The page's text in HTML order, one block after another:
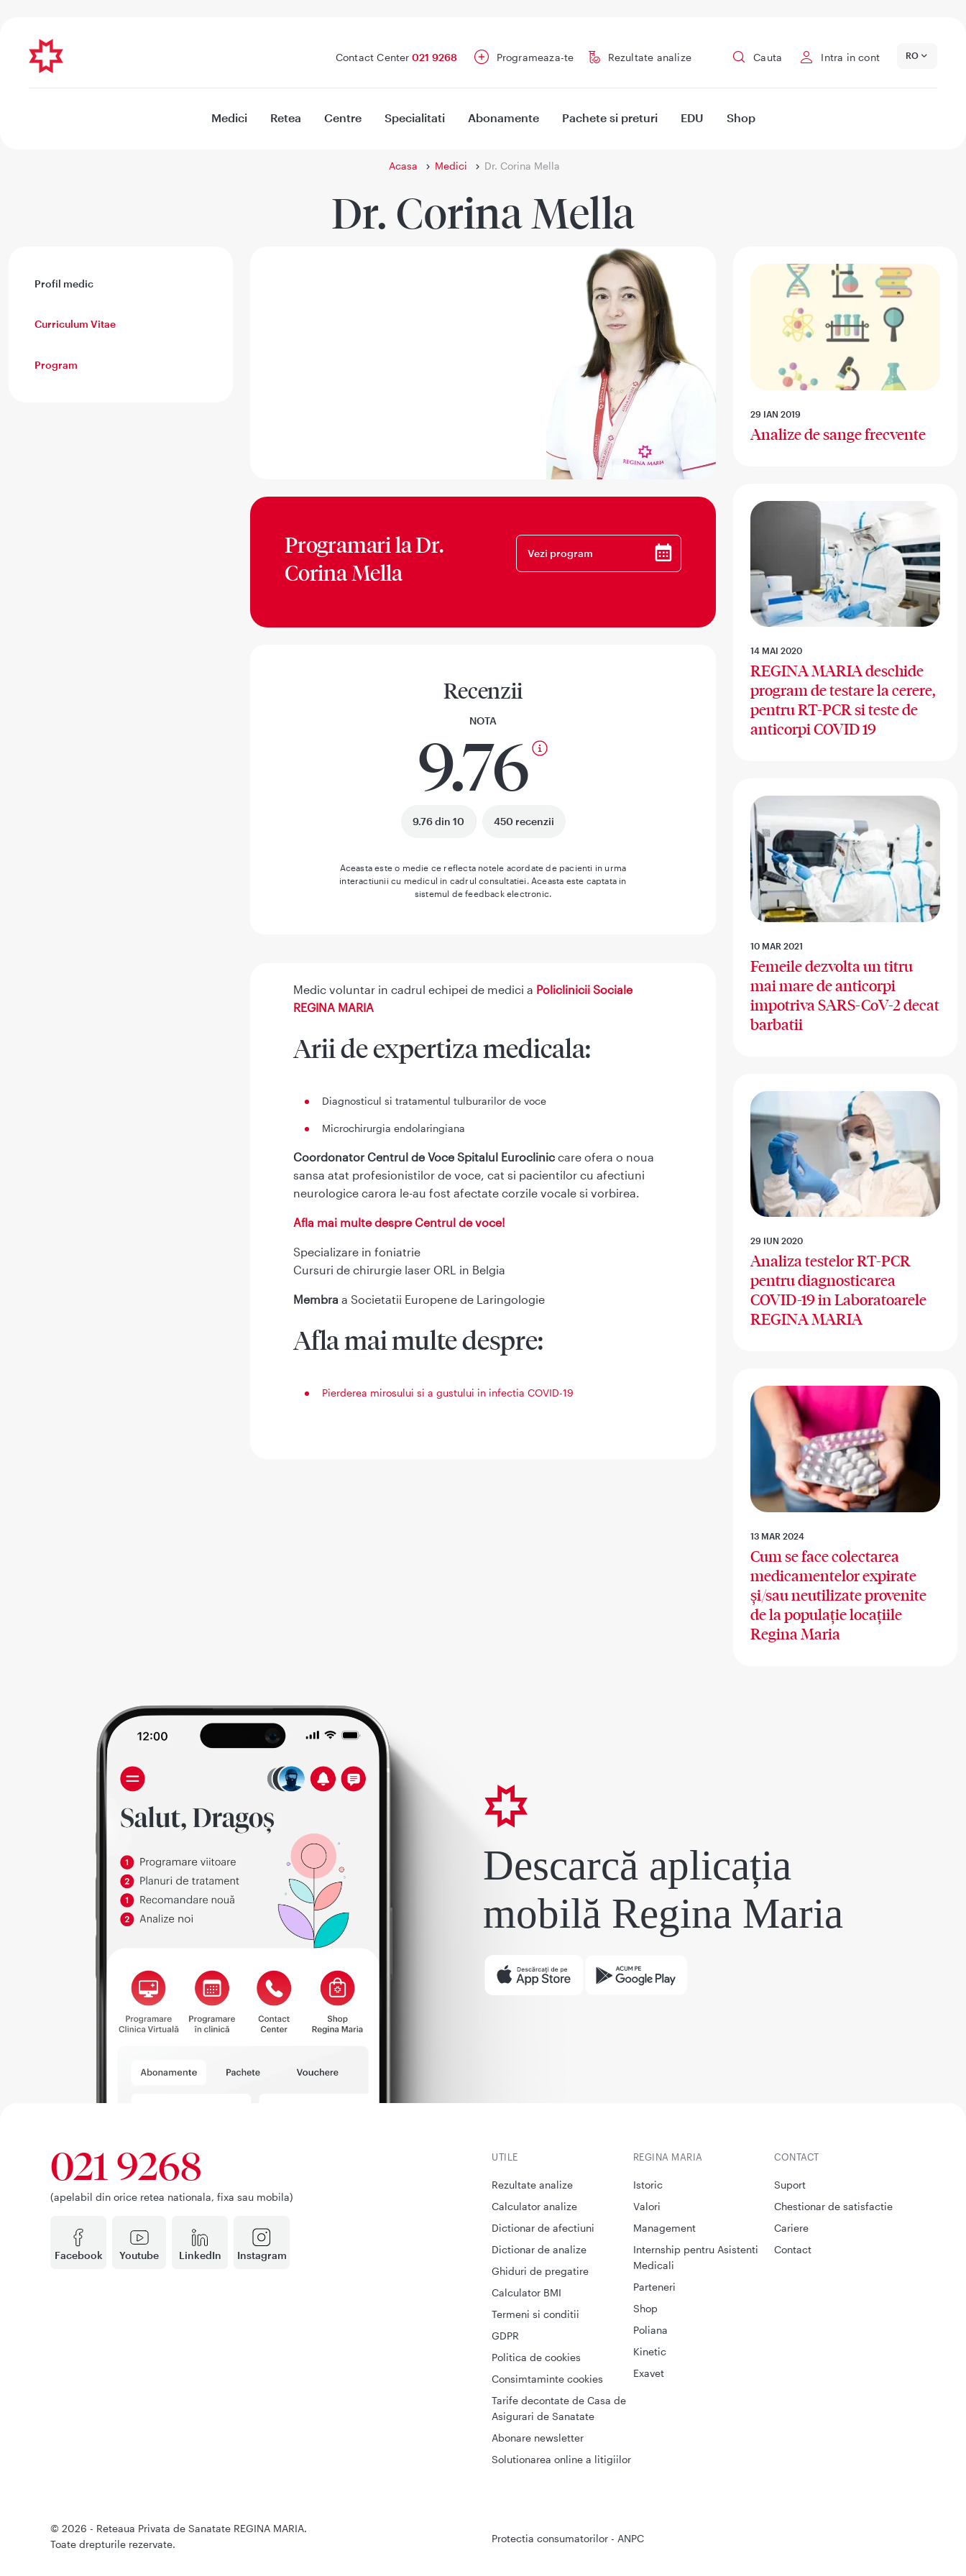
Contact Center 021 9268 Programeaza-te Rezultate analize Cauta Intra in cont RO
Medici Retea Centre Specialitati Abonamente Pachete si preturi EDU Shop
Acasa Medici Dr. Corina Mella
Dr. Corina Mella
Profil medic
Curriculum Vitae
Program
Programari laDr.
Corina Mella
Vezi program
Recenzii
NOTA
9.76
9.76 din 10 450 recenzii
Aceasta este o medie ce reflecta notele acordate de pacienti in urma
interactiunii cu medicul in cadrul consultatiei. Aceasta este captata in
sistemul de feedback electronic.
Medic voluntar in cadrul echipei de medici a Policlinicii Sociale
REGINA MARIA
Arii de expertiza medicala:
Diagnosticul si tratamentul tulburarilor de voce
Microchirurgia endolaringiana
Coordonator Centrul de Voce Spitalul Euroclinic care ofera o noua
sansa atat profesionistilor de voce, cat si pacientilor cu afectiuni
neurologice carora le-au fost afectate corzile vocale si vorbirea.
Afla mai multe despre Centrul de voce!
Specializare in foniatrie
Cursuri de chirurgie laser ORL in Belgia
Membra a Societatii Europene de Laringologie
Afla mai multe despre:
Pierderea mirosului si a gustului in infectia COVID-19
29 IAN 2019
Analize de sange frecvente
14 MAI 2020
REGINA MARIA deschide
program de testare la cerere,
pentru RT-PCR si teste de
anticorpi COVID 19
10 MAR 2021
Femeile dezvolta un titru
mai mare de anticorpi
impotriva SARS-CoV-2 decat
barbatii
29 IUN 2020
Analiza testelor RT-PCR
pentru diagnosticarea
COVID-19 in Laboratoarele
REGINA MARIA
13 MAR 2024
Cum se face colectarea
medicamentelor expirate
și/sau neutilizate provenite
de la populație locațiile
Regina Maria
Descarcă aplicația
mobilă Regina Maria
Facebook Youtube LinkedIn Instagram
021 9268
(apelabil din orice retea nationala, fixa sau mobila)
UTILE
Rezultate analize
Calculator analize
Dictionar de afectiuni
Dictionar de analize
Ghiduri de pregatire
Calculator BMI
Termeni si conditii
GDPR
Politica de cookies
Consimtaminte cookies
Tarife decontate de Casa de
Asigurari de Sanatate
Abonare newsletter
Solutionarea online a litigiilor
CONTACT
Suport
Chestionar de satisfactie
Cariere
Contact
REGINA MARIA
Istoric
Valori
Management
Internship pentru Asistenti
Medicali
Parteneri
Shop
Poliana
Kinetic
Exavet
Protectia consumatorilor - ANPC
© 2026 - Reteaua Privata de Sanatate REGINA MARIA.
Toate drepturile rezervate.